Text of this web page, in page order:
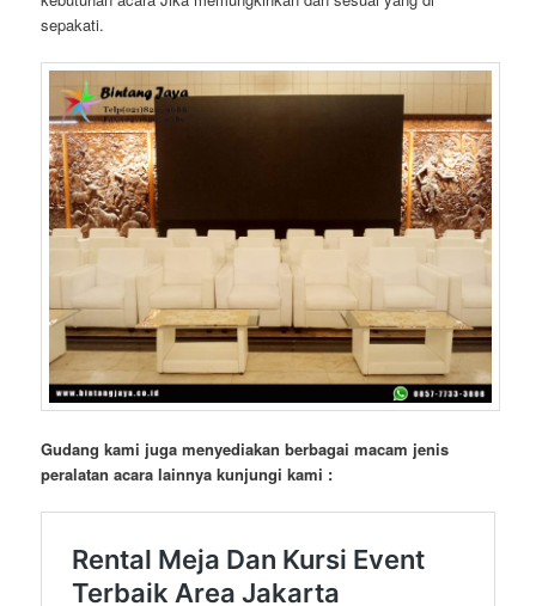
sepakati.
Gudang kami juga menyediakan berbagai macam jenis
peralatan acara lainnya kunjungi kami :